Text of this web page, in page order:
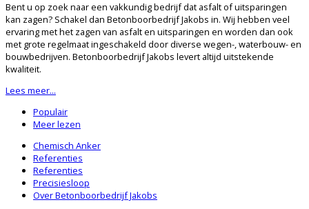
Bent u op zoek naar een vakkundig bedrijf dat asfalt of uitsparingen
kan zagen? Schakel dan Betonboorbedrijf Jakobs in. Wij hebben veel
ervaring met het zagen van asfalt en uitsparingen en worden dan ook
met grote regelmaat ingeschakeld door diverse wegen-, waterbouw- en
bouwbedrijven. Betonboorbedrijf Jakobs levert altijd uitstekende
kwaliteit.
Lees meer...
Populair
Meer lezen
Chemisch Anker
Referenties
Referenties
Precisiesloop
Over Betonboorbedrijf Jakobs